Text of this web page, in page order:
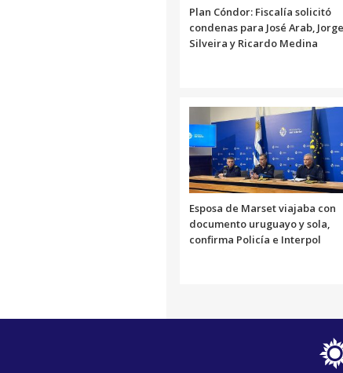
Plan Cóndor: Fiscalía solicitó
condenas para José Arab, Jorge
Silveira y Ricardo Medina
Esposa de Marset viajaba con
documento uruguayo y sola,
confirma Policía e Interpol